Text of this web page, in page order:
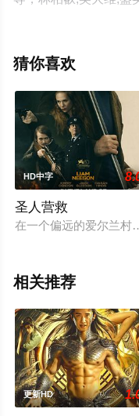
子,简宇熙,严凌云等演
息可移步至豆瓣电影
猜你喜欢
HD中字
圣人营救
在一个偏远的爱尔兰村
相关推荐
更新HD